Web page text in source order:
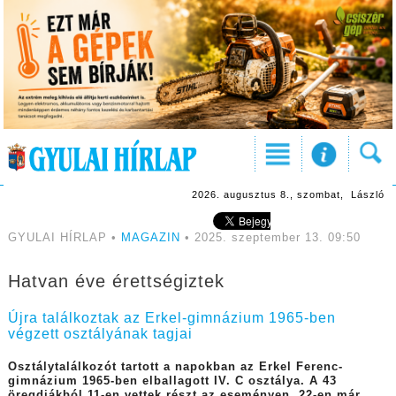
2026. augusztus 8., szombat, László
GYULAI HÍRLAP • MAGAZIN • 2025. szeptember 13. 09:50
Hatvan éve érettségiztek
Újra találkoztak az Erkel-gimnázium 1965-ben
végzett osztályának tagjai
Osztálytalálkozót tartott a napokban az Erkel Ferenc-
gimnázium 1965-ben elballagott IV. C osztálya. A 43